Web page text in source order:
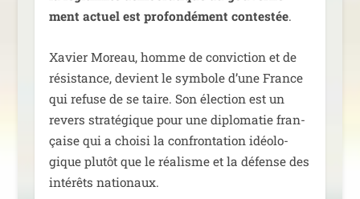
ment actuel est pro­fon­dé­ment contes­tée.
Xavier Moreau, homme de convic­tion et de
résis­tance, devient le sym­bole d’une France
qui refuse de se taire. Son élec­tion est un
revers stra­té­gique pour une diplo­ma­tie fran­
çaise qui a choi­si la confron­ta­tion idéo­lo­
gique plu­tôt que le réa­lisme et la défense des
inté­rêts nationaux.